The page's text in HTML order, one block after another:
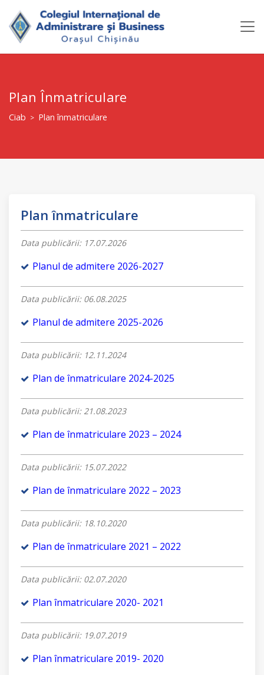
Plan Înmatriculare
Ciab > Plan înmatriculare
Plan înmatriculare
Data publicării: 17.07.2026
Planul de admitere 2026-2027
Data publicării: 06.08.2025
Planul de admitere 2025-2026
Data publicării: 12.11.2024
Plan de înmatriculare 2024-2025
Data publicării: 21.08.2023
Plan de înmatriculare 2023 – 2024
Data publicării: 15.07.2022
Plan de înmatriculare 2022 – 2023
Data publicării: 18.10.2020
Plan de înmatriculare 2021 – 2022
Data publicării: 02.07.2020
Plan înmatriculare 2020- 2021
Data publicării: 19.07.2019
Plan înmatriculare 2019- 2020